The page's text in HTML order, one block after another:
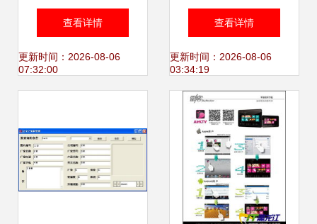
完成数千万元A轮
融资，聚焦软件安
查看详情
更新时间：2026-08-06
07:32:00
软件助您轻松实现
高效软件咨询
查看详情
更新时间：2026-08-06
03:34:19